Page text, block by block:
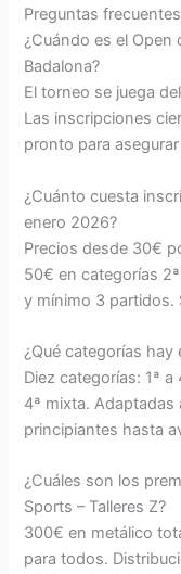
Preguntas
¿Cuándo es el Open
Badalona?
El torneo se juega
Las inscripciones
pronto para
¿Cuánto cuesta
enero 2026?
Precios desde 30€
50€ en categorías
y mínimo 3 partidos.
¿Qué categorías hay
Diez categorías: 1ª
4ª mixta.
principiantes hasta
¿Cuáles son los
Sports – Talleres Z?
300€ en metálico
para todos.